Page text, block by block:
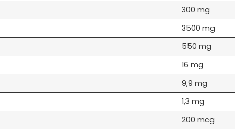
300 mg
3500 mg
550 mg
16 mg
9,9 mg
1,3 mg
200 mcg